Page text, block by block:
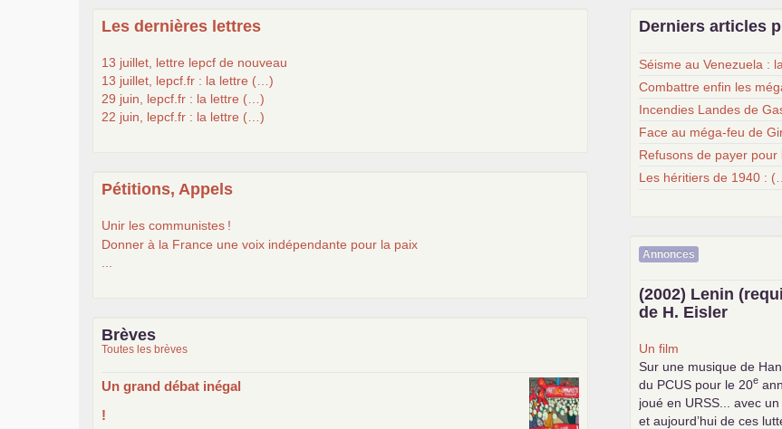
Les dernières lettres
13 juillet, lettre lepcf de nouveau
13 juillet, lepcf.fr : la lettre (…)
29 juin, lepcf.fr : la lettre (…)
22 juin, lepcf.fr : la lettre (…)
Pétitions, Appels
Unir les communistes !
Donner à la France une voix indépendante pour la paix
Brèves
Toutes les brèves
Un grand débat inégal
!
Derniers articles
Séisme au Venezuela :
Combattre enfin les
Incendies Landes de
Face au méga-feu de
Refusons de payer pour
Les héritiers de 1940 :
Annonces
(2002) Lenin
de H. Eisler
Un film
Sur une musique de
du PCUS pour le 20e
joué en URSS ... avec
et aujourd’hui de ces